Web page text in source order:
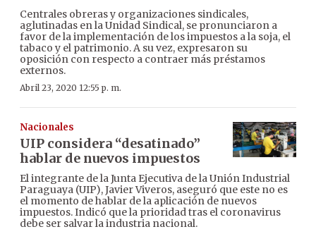
Centrales obreras y organizaciones sindicales,
aglutinadas en la Unidad Sindical, se pronunciaron a
favor de la implementación de los impuestos a la soja, el
tabaco y el patrimonio. A su vez, expresaron su
oposición con respecto a contraer más préstamos
externos.
Abril 23, 2020 12:55 p. m.
Nacionales
UIP considera “desatinado”
hablar de nuevos impuestos
El integrante de la Junta Ejecutiva de la Unión Industrial
Paraguaya (UIP), Javier Viveros, aseguró que este no es
el momento de hablar de la aplicación de nuevos
impuestos. Indicó que la prioridad tras el coronavirus
debe ser salvar la industria nacional.